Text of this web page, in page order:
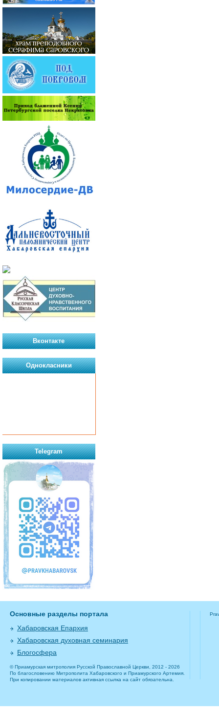
Вконтакте
Однокласники
Telegram
Основные разделы портала
Хабаровская Епархия
Хабаровская духовная семинария
Блогосфера
© Приамурская митрополия Русской Православной Церкви, 2012 - 2026
По благословению Митрополита Хабаровского и Приамурского Артемия.
При копировании материалов активная ссылка на сайт обязательна.